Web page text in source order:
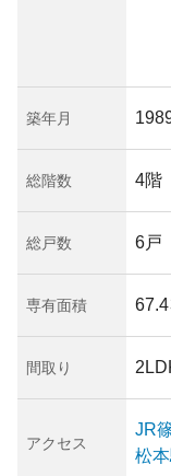
築年月
総階数 4階
総戸数 6戸
専有面積
間取り
アクセス
JR
松本